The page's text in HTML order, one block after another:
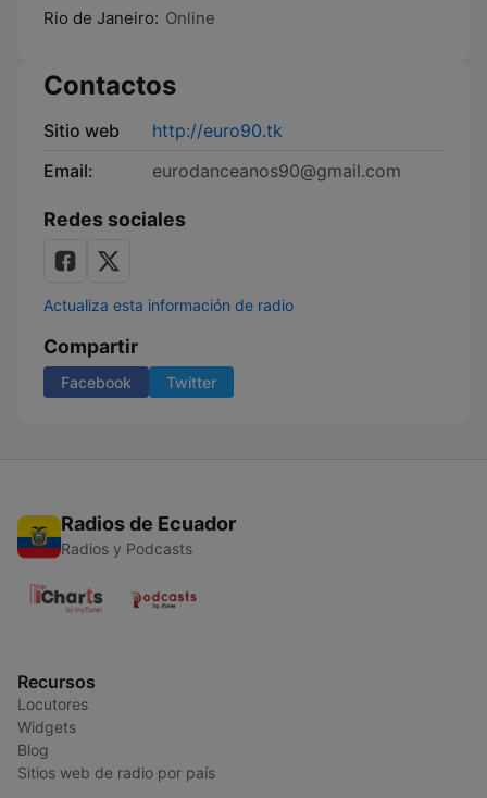
Rio de Janeiro: Online
Contactos
Sitio web
http://euro90.tk
Email:
eurodanceanos90@gmail.com
Redes sociales
Actualiza esta información de radio
Compartir
Facebook Twitter
Radios de Ecuador
Radios y Podcasts
Recursos
Locutores
Widgets
Blog
Sitios web de radio por país